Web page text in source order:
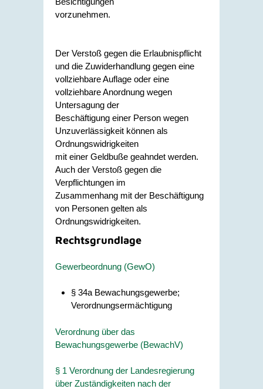
vorzunehmen.
Der Verstoß gegen die Erlaubnispflicht
und die Zuwiderhandlung gegen eine
vollziehbare Auflage oder eine
vollziehbare Anordnung wegen
Untersagung der
Beschäftigung einer Person wegen
Unzuverlässigkeit können als
Ordnungswidrigkeiten
mit einer Geldbuße geahndet werden.
Auch der Verstoß gegen die
Verpflichtungen im
Zusammenhang mit der Beschäftigung
von Personen gelten als
Ordnungswidrigkeiten.
Rechtsgrundlage
Gewerbeordnung (GewO)
§ 34a Bewachungsgewerbe;
Verordnungsermächtigung
Verordnung über das
Bewachungsgewerbe (BewachV)
§ 1 Verordnung der Landesregierung
über Zuständigkeiten nach der